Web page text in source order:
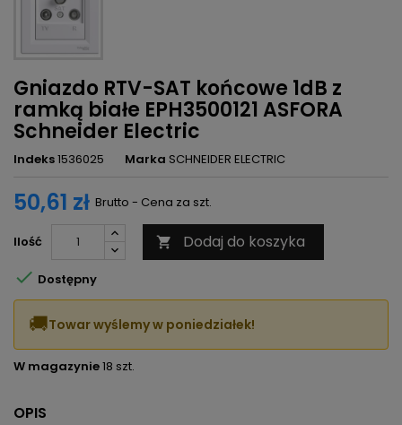
Gniazdo RTV-SAT końcowe 1dB z
ramką białe EPH3500121 ASFORA
Schneider Electric
Indeks1536025 Marka SCHNEIDER ELECTRIC
50,61 zł Brutto - Cena za szt.
Ilość  Dodaj do koszyka
 Dostępny
🚚Towar wyślemy w poniedziałek!
W magazynie18 szt.
OPIS